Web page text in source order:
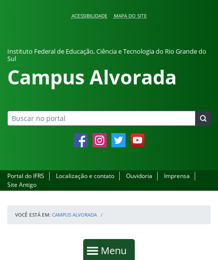
ACESSIBILIDADE MAPA DO SITE
Instituto Federal de Educação, Ciência e Tecnologia do Rio Grande do
Sul
Campus Alvorada
FacebookInstagramTwitter YouTube
Portal do IFRS Localização e contato Ouvidoria
Imprensa
Site Antigo
VOCÊ ESTÁ EM: CAMPUS ALVORADA
Mostrar
Menu